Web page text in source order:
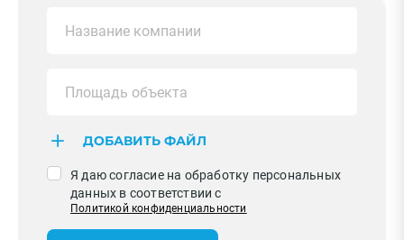
ДОБАВИТЬ ФАЙЛ
Я даю согласие на обработку персональных
данных в соответствии с
Политикой конфиденциальности